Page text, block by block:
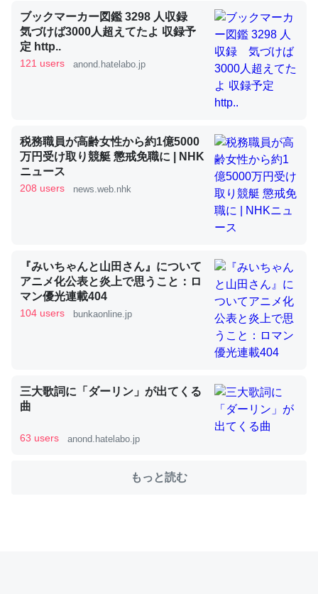
昆虫ってカルシウム少ないのか。知らんかった。調べたら
コオロギのカルシウム分はエビの600分の1程度。
─ニュース :: 【研究発表】昆虫学の大問題＝「昆虫はなぜ海にいな
いのか」に関する新仮説
論文では「淡水はカルシウムも酸素も不足してて両方に不
利だから両方が拮抗してるのでは」とあって面白い。海に
いる鋏角類（カブトガニ・ウミグモ）はカルシウムを使わ
ずキチンを強化してる筈だが、酵素が違うのか？
─ニュース :: 【研究発表】昆虫学の大問題＝「昆虫はなぜ海にいな
これを元に考えるとカルシウムを大量に使う脊椎動物と貝
類は苦労してるんだな…。腹足類だと殻を無くしてナメク
いのか」に関する新仮説
ウチもEchoを実家に置いて４年。でたまに覗いてる。ぼ
ブックマーカー図鑑 3298 人収録
気づけば3000人超えてたよ 収録予
定 http..
121 users anond.hatelabo.jp
税務職員が高齢女性から約1億5000
万円受け取り競艇 懲戒免職に | NHK
ニュース
208 users news.web.nhk
『みいちゃんと山田さん』について
アニメ化公表と炎上で思うこと：ロ
マン優光連載404
104 users bunkaonline.jp
三大歌詞に「ダーリン」が出てくる
曲
63 users anond.hatelabo.jp
もっと読む